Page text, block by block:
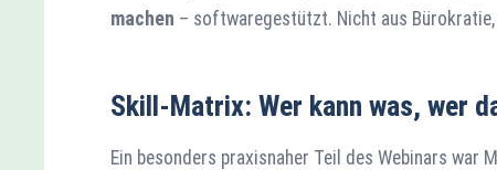
machen – softwaregestützt. Nicht aus
Skill-Matrix: Wer kann was, wer
Ein besonders praxisnaher Teil des Webinars